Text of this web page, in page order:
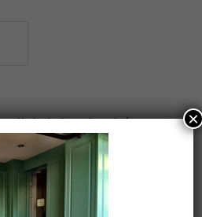
și site-ul web în acest
când o să comentez.
×